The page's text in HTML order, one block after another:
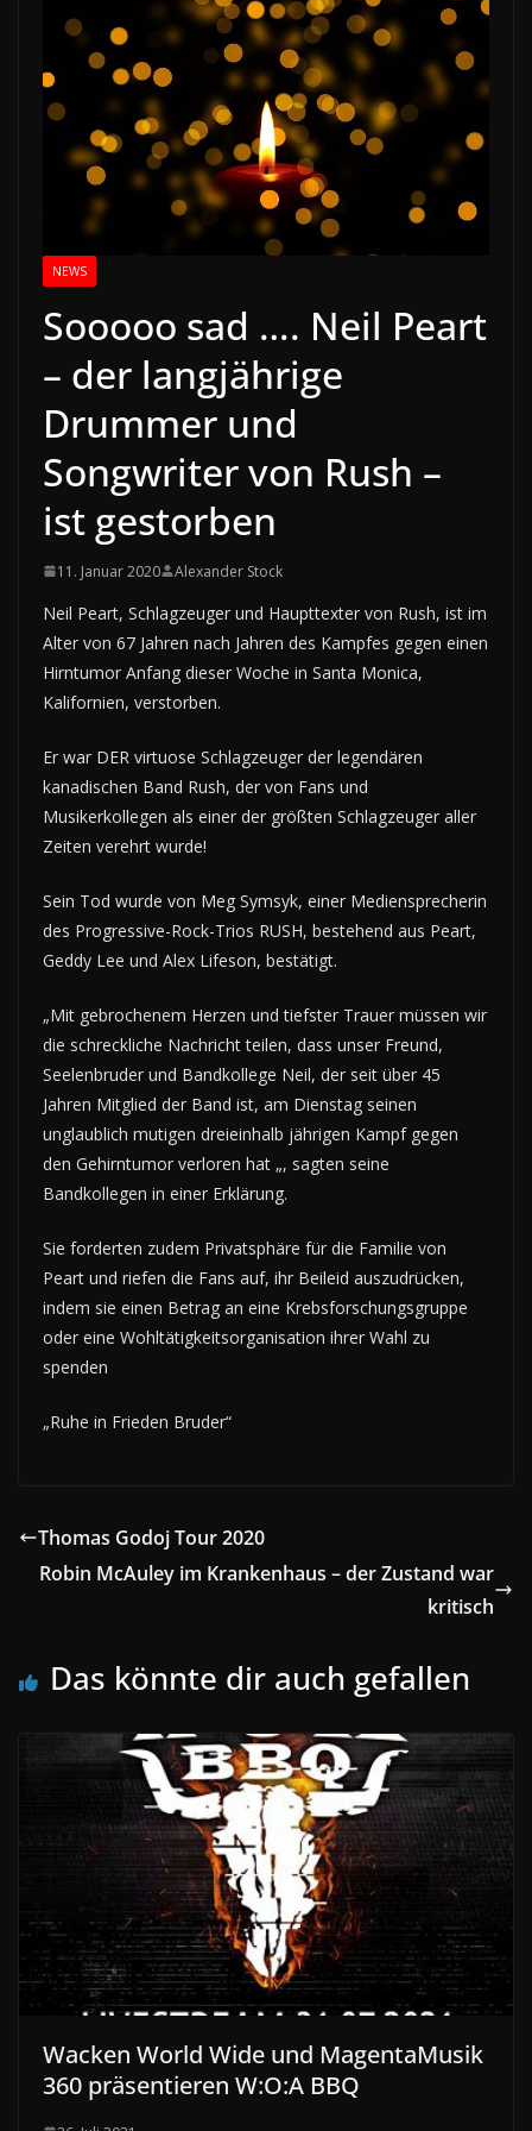
NEWS
Sooooo sad …. Neil Peart
– der langjährige
Drummer und
Songwriter von Rush –
ist gestorben
11. Januar 2020 Alexander Stock
Neil Peart, Schlagzeuger und Haupttexter von Rush, ist im
Alter von 67 Jahren nach Jahren des Kampfes gegen einen
Hirntumor Anfang dieser Woche in Santa Monica,
Kalifornien, verstorben.
Er war DER virtuose Schlagzeuger der legendären
kanadischen Band Rush, der von Fans und
Musikerkollegen als einer der größten Schlagzeuger aller
Zeiten verehrt wurde!
Sein Tod wurde von Meg Symsyk, einer Mediensprecherin
des Progressive-Rock-Trios RUSH, bestehend aus Peart,
Geddy Lee und Alex Lifeson, bestätigt.
„Mit gebrochenem Herzen und tiefster Trauer müssen wir
die schreckliche Nachricht teilen, dass unser Freund,
Seelenbruder und Bandkollege Neil, der seit über 45
Jahren Mitglied der Band ist, am Dienstag seinen
unglaublich mutigen dreieinhalb jährigen Kampf gegen
den Gehirntumor verloren hat „, sagten seine
Bandkollegen in einer Erklärung.
Sie forderten zudem Privatsphäre für die Familie von
Peart und riefen die Fans auf, ihr Beileid auszudrücken,
indem sie einen Betrag an eine Krebsforschungsgruppe
oder eine Wohltätigkeitsorganisation ihrer Wahl zu
spenden
„Ruhe in Frieden Bruder“
Thomas Godoj Tour 2020
Robin McAuley im Krankenhaus – der Zustand war
kritisch
Das könnte dir auch gefallen
Wacken World Wide und MagentaMusik
360 präsentieren W:O:A BBQ